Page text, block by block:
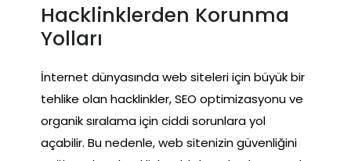
Hacklinklerden Korunma
Yolları
İnternet dünyasında web siteleri için büyük bir
tehlike olan hacklinkler, SEO optimizasyonu ve
organik sıralama için ciddi sorunlara yol
açabilir. Bu nedenle, web sitenizin güvenliğini